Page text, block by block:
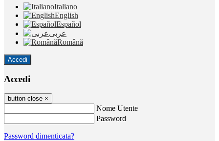
Italiano
English
Español
عربى
Română
Accedi
Accedi
button close ×
Nome Utente
Password
Password dimenticata?